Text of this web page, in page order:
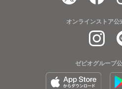
オンラインストア公
ゼビオグループ